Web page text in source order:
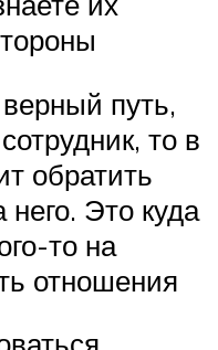
путь,
то в
обратить
Это куда
то на
отношения